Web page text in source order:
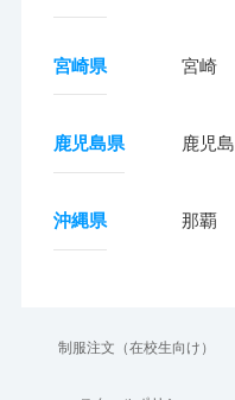
宮崎県 宮崎
鹿児島県 鹿児島
沖縄県 那覇
制服注文（在校生向け）